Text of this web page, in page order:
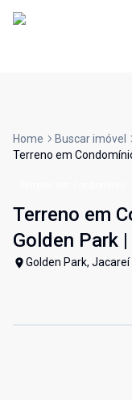
Home
Buscar imóvel
Terreno em
Terreno em
Golden Park
Golden Park, Jacareí